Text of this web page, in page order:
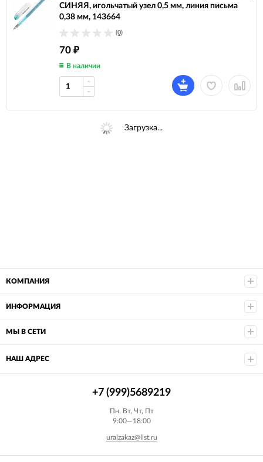
СИНЯЯ, игольчатый узел 0,5 мм, линия письма
0,38 мм, 143664
(0)
70 ₽
В наличии
Ручка стираемая гелевая с эргономичным грипом
BRAUBERG REPEAT, СИНЯЯ, +3 сменных
143663
СИНЯЯ, игольчатый узел 0,5 мм, линия письма
(0)
70